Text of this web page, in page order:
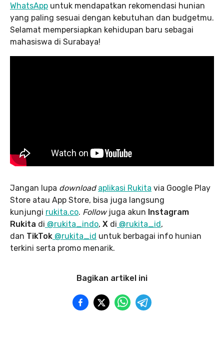
WhatsApp untuk mendapatkan rekomendasi hunian
yang paling sesuai dengan kebutuhan dan budgetmu.
Selamat mempersiapkan kehidupan baru sebagai
mahasiswa di Surabaya!
Jangan lupa download aplikasi Rukita via Google Play
Store atau App Store, bisa juga langsung
kunjungi rukita.co. Followjuga akun Instagram
Rukita di @rukita_indo, X di @rukita_id,
dan TikTok @rukita_id untuk berbagai info hunian
terkini serta promo menarik.
Bagikan artikel ini